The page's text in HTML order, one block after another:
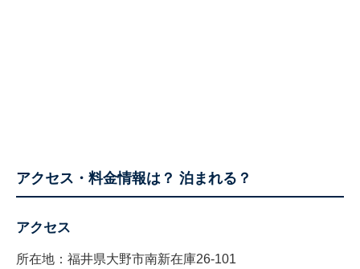
アクセス・料金情報は？ 泊まれる？
アクセス
所在地：福井県大野市南新在庫26-101